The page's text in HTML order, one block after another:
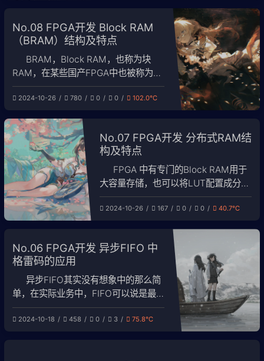
决。安装教程之后会录制视频和文图。
1. DUT 文件 本次仿真用了一个简单的
RAM，仿真测试RAM 的读
No.08 FPGA开发 Block RAM
（BRAM）结构及特点
BRAM，Block RAM，也称为块
RAM，在某些国产FPGA中也被称为
DRM。相对于分布式RAM（DRAM）
而言，块RAM通常按固定大小分布在
RAM通常为 18Kb 或 36Kb，适用于需
要处理大批量数据的应用场景。DRAM
是利用FPGA中的查找表（L
2024-10-26 780 0 0 102.0℃
No.07 FPGA开发 分布式RAM结
构及特点
FPGA 中有专门的Block RAM用于
大容量存储，也可以将LUT配置成分布
式RAM，即Distributed
RAM（DRAM）。
2024-10-26 167 0 0 40.7℃
No.06 FPGA开发 异步FIFO 中
格雷码的应用
异步FIFO其实没有想象中的那么简
单，在实际业务中，FIFO可以说是最
容易出现挂死的问题了。大家可能看着
代码觉得逻辑清晰，怎么可能会出错，
2024-10-18 458 0 3 75.8℃